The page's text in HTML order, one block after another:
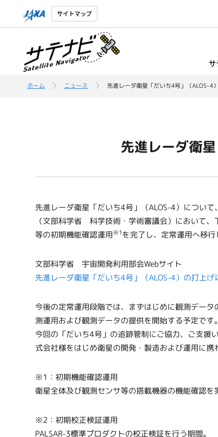
サイトマップ
サ
ホーム ニュース 先進レーダ衛星「だいち4号」（ALOS-4
先進レーダ衛
先進レーダ衛星「だいち4号」（ALOS-4）につい
（文部科学省 科学技術・学術審議会）において
等の初期機能確認運用※1を完了し、定常運用へ移
文部科学省 宇宙開発利用部会Webサイト
先進レーダ衛星「だいち4号」（ALOS-4）の打上
今後の定常運用段階では、まずはじめに観測データ
測運用および観測データの提供を開始する予定です
今回の「だいち4号」の追跡管制にご協力、ご支援
式会社様をはじめ衛星の開発・製造および運用に
※1：初期機能確認運用
衛星全体及び観測センサ等の搭載機器の機能確認を
※2：初期校正検証運用
PALSAR-3標準プロダクトの校正検証を行う期間。